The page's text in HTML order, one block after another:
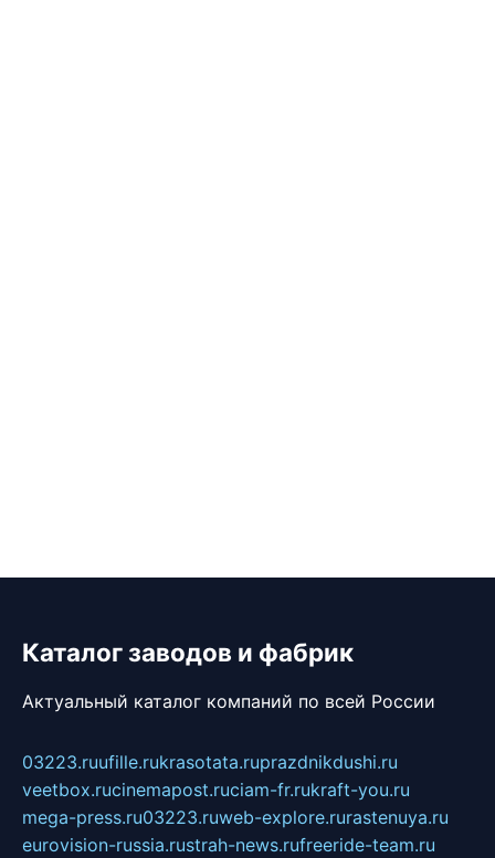
Каталог заводов и фабрик
Актуальный каталог компаний по всей России
03223.ruufille.rukrasotata.ruprazdnikdushi.ru
veetbox.rucinemapost.ruciam-fr.rukraft-you.ru
mega-press.ru03223.ruweb-explore.rurastenuya.ru
eurovision-russia.rustrah-news.rufreeride-team.ru